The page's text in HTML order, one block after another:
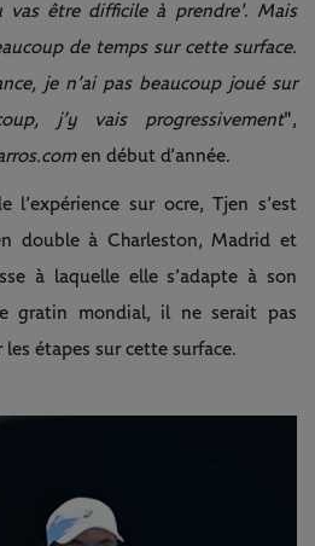
vas être difficile à prendre'. Mais
de temps sur cette surface.
je n’ai pas beaucoup joué sur
j’y vais progressivement",
en début d’année.
l’expérience sur ocre, Tjen s’est
double à Charleston, Madrid et
à laquelle elle s’adapte à son
gratin mondial, il ne serait pas
étapes sur cette surface.